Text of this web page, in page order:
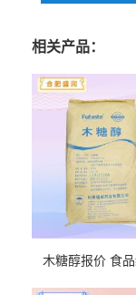
相关产品：
木糖醇报价 食